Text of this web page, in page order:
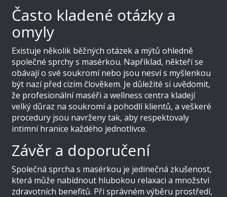
Často kladené otázky a
omyly
Existuje několik běžných otázek a mýtů ohledně
společné sprchy s masérkou. Například, někteří se
obávají o své soukromí nebo jsou nesví s myšlenkou
být nazí před cizím člověkem. Je důležité si uvědomit,
že profesionální maséři a wellness centra kladejí
velký důraz na soukromí a pohodlí klientů, a veškeré
procedury jsou navrženy tak, aby respektovaly
intimní hranice každého jednotlivce.
Závěr a doporučení
Společná sprcha s masérkou je jedinečná zkušenost,
která může nabídnout hlubokou relaxaci a množství
zdravotních benefitů. Při správném výběru prostředí,